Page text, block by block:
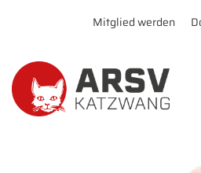
Mitglied werden